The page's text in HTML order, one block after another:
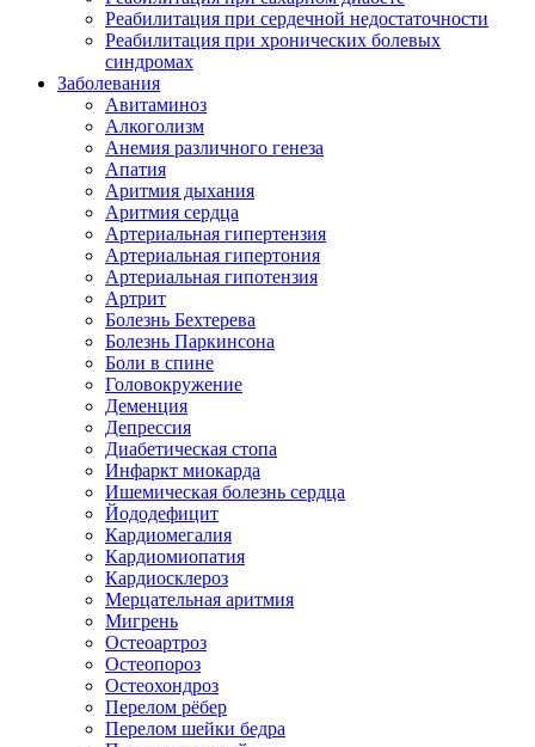
Реабилитация при сердечной недостаточности
Реабилитация при хронических болевых
синдромах
Заболевания
Авитаминоз
Алкоголизм
Анемия различного генеза
Апатия
Аритмия дыхания
Аритмия сердца
Артериальная гипертензия
Артериальная гипертония
Артериальная гипотензия
Артрит
Болезнь Бехтерева
Болезнь Паркинсона
Боли в спине
Головокружение
Деменция
Депрессия
Диабетическая стопа
Инфаркт миокарда
Ишемическая болезнь сердца
Йододефицит
Кардиомегалия
Кардиомиопатия
Кардиосклероз
Мерцательная аритмия
Мигрень
Остеоартроз
Остеопороз
Остеохондроз
Перелом рёбер
Перелом шейки бедра